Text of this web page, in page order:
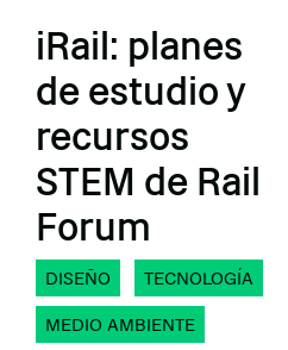
iRail: planes
de estudio y
recursos
STEM de Rail
Forum
DISEÑO TECNOLOGÍA
MEDIO AMBIENTE